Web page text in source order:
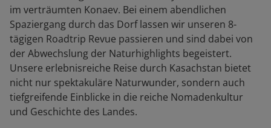
im verträumten Konaev. Bei einem abendlichen
Spaziergang durch das Dorf lassen wir unseren 8-
tägigen Roadtrip Revue passieren und sind dabei von
der Abwechslung der Naturhighlights begeistert.
Unsere erlebnisreiche Reise durch Kasachstan bietet
nicht nur spektakuläre Naturwunder, sondern auch
tiefgreifende Einblicke in die reiche Nomadenkultur
und Geschichte des Landes.